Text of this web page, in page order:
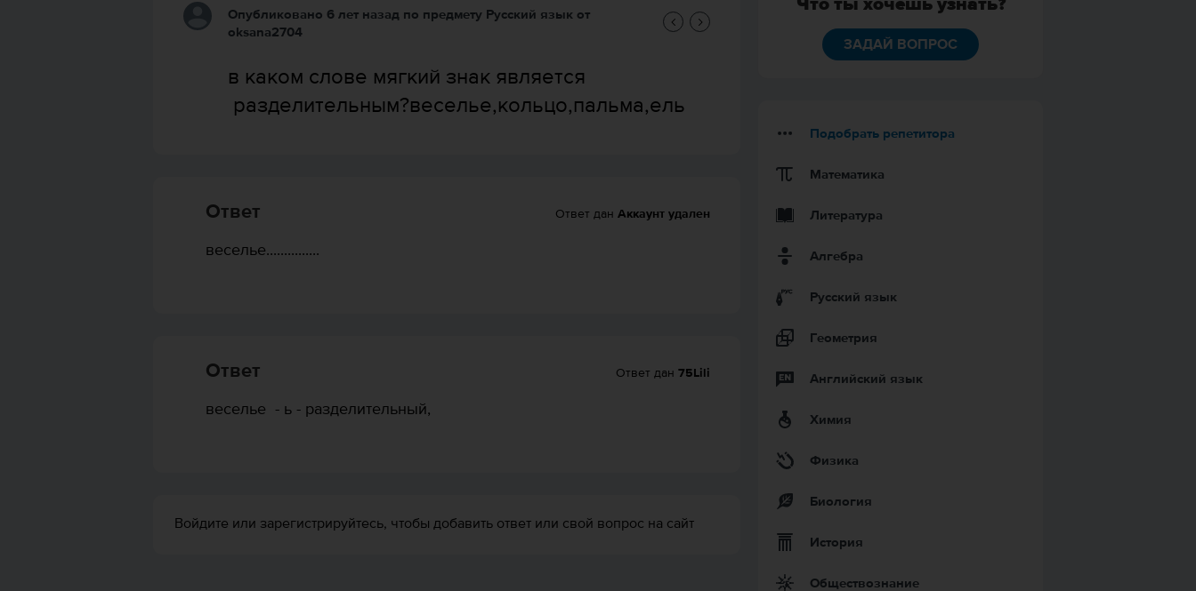
Опубликовано 6 лет назад по предмету Русский язык от
oksana2704
в каком слове мягкий знак является
разделительным?веселье,кольцо,пальма,ель
Ответ Ответ дан Аккаунт удален
веселье...............
Ответ Ответ дан 75Lili
веселье - ь - разделительный,
Войдите или зарегистрируйтесь, чтобы добавить ответ или свой вопрос на сайт
Что ты хочешь узнать?
ЗАДАЙ ВОПРОС
Подобрать репетитора
Математика
Литература
Алгебра
Русский язык
Геометрия
Английский язык
Химия
Физика
Биология
История
Обществознание